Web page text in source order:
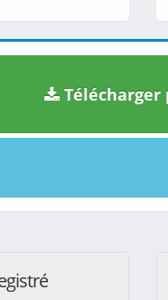
Télécharger